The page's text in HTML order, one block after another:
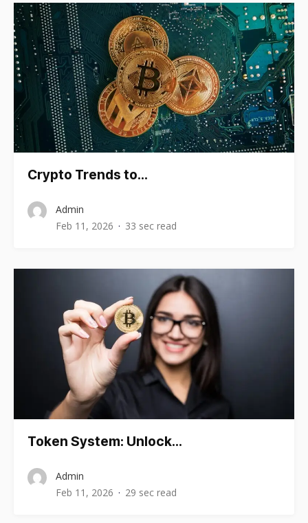
Crypto Trends to…
Admin
Feb 11, 2026
33 sec read
Token System: Unlock…
Admin
Feb 11, 2026
29 sec read